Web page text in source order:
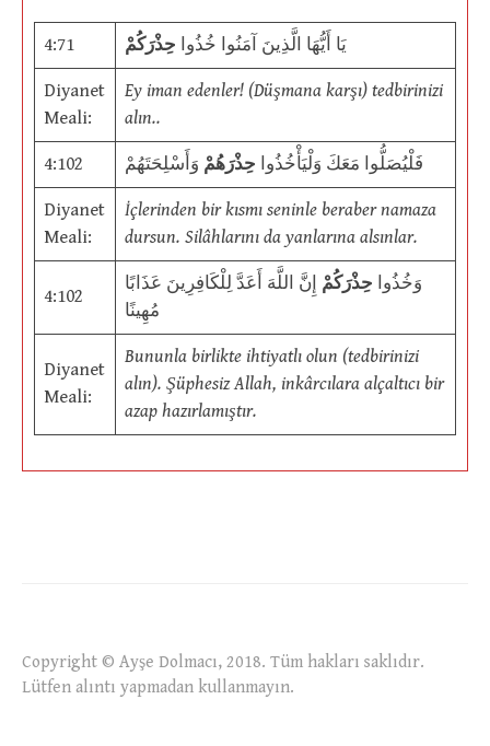
4:71 يَا أَيُّهَا الَّذِينَ آمَنُوا خُذُوا حِذْرَكُمْ
Diyanet
Meali:
Ey iman edenler! (Düşmana karşı) tedbirinizi
alın..
4:102 فَلْيُصَلُّوا مَعَكَ وَلْيَأْخُذُوا حِذْرَهُمْ وَأَسْلِحَتَهُمْ
Diyanet
Meali:
İçlerinden bir kısmı seninle beraber namaza
dursun. Silâhlarını da yanlarına alsınlar.
4:102
وَخُذُوا حِذْرَكُمْ إِنَّ اللَّهَ أَعَدَّ لِلْكَافِرِينَ عَذَابًا
مُهِينًا
Diyanet
Meali:
Bununla birlikte ihtiyatlı olun (tedbirinizi
alın). Şüphesiz Allah, inkârcılara alçaltıcı bir
azap hazırlamıştır.
Copyright © Ayşe Dolmacı, 2018. Tüm hakları saklıdır.
Lütfen alıntı yapmadan kullanmayın.